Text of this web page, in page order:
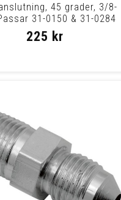
45 grader, 3/8-
31-0150 & 31-0284
225 kr